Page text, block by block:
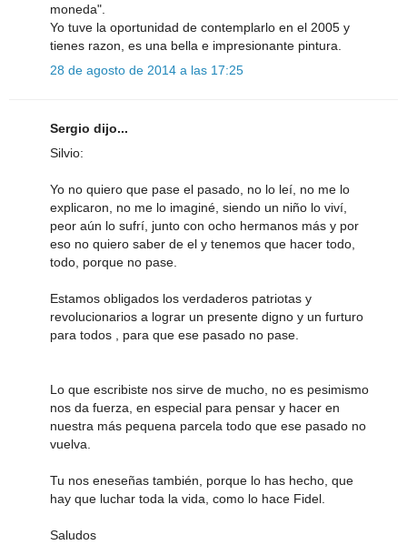
moneda".
Yo tuve la oportunidad de contemplarlo en el 2005 y
tienes razon, es una bella e impresionante pintura.
28 de agosto de 2014 a las 17:25
Sergio dijo...
Silvio:
Yo no quiero que pase el pasado, no lo leí, no me lo
explicaron, no me lo imaginé, siendo un niño lo viví,
peor aún lo sufrí, junto con ocho hermanos más y por
eso no quiero saber de el y tenemos que hacer todo,
todo, porque no pase.
Estamos obligados los verdaderos patriotas y
revolucionarios a lograr un presente digno y un furturo
para todos , para que ese pasado no pase.
Lo que escribiste nos sirve de mucho, no es pesimismo
nos da fuerza, en especial para pensar y hacer en
nuestra más pequena parcela todo que ese pasado no
vuelva.
Tu nos eneseñas también, porque lo has hecho, que
hay que luchar toda la vida, como lo hace Fidel.
Saludos